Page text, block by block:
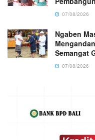
07/08/2026
Ngaben
Semangat
07/08/2026